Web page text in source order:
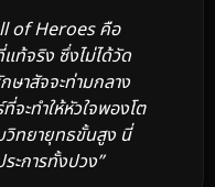
of Heroes คือ
ท้จริง ซึ่งไม่ได้วัด
าสัจจะท่ามกลาง
ะทำให้หัวใจพองโต
วิทยายุทธขั้นสูง นี่
การทั้งปวง”